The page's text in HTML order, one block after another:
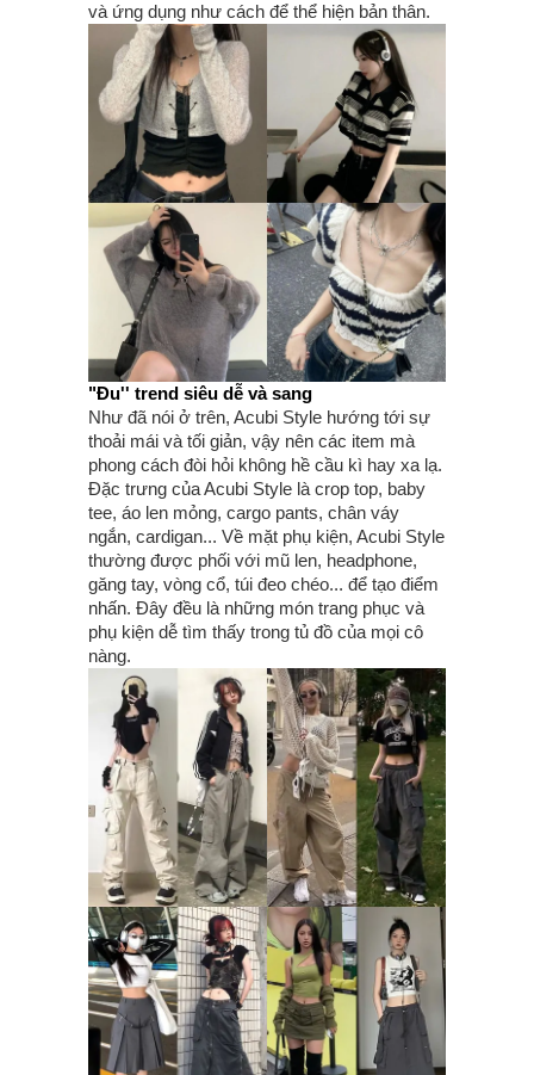
và ứng dụng như cách để thể hiện bản thân.
"Đu'' trend siêu dễ và sang
Như đã nói ở trên, Acubi Style hướng tới sự
thoải mái và tối giản, vậy nên các item mà
phong cách đòi hỏi không hề cầu kì hay xa lạ.
Đặc trưng của Acubi Style là crop top, baby
tee, áo len mỏng, cargo pants, chân váy
ngắn, cardigan... Về mặt phụ kiện, Acubi Style
thường được phối với mũ len, headphone,
găng tay, vòng cổ, túi đeo chéo... để tạo điểm
nhấn. Đây đều là những món trang phục và
phụ kiện dễ tìm thấy trong tủ đồ của mọi cô
nàng.